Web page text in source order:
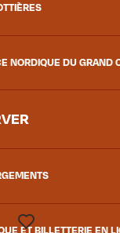
NORDIQUE DU GRAND
conforme